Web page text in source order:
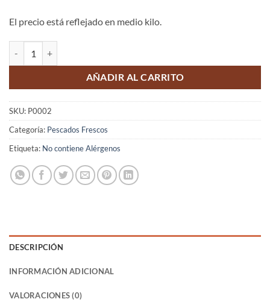
El precio está reflejado en medio kilo.
AÑADIR AL CARRITO
SKU: P0002
Categoría: Pescados Frescos
Etiqueta: No contiene Alérgenos
DESCRIPCIÓN
INFORMACIÓN ADICIONAL
VALORACIONES (0)